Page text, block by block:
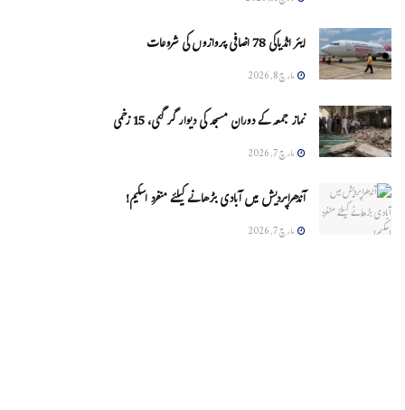
ایئر انڈیاکی 78 اضافی پروازوں کی شروعات
مارچ 8, 2026
نماز جمعہ کے دوران مسجد کی دیوار گر گئی، 15 زخمی
مارچ 7, 2026
آندھراپردیش میں آبادی بڑھانے کیلئے منفرد اسکیم!
مارچ 7, 2026